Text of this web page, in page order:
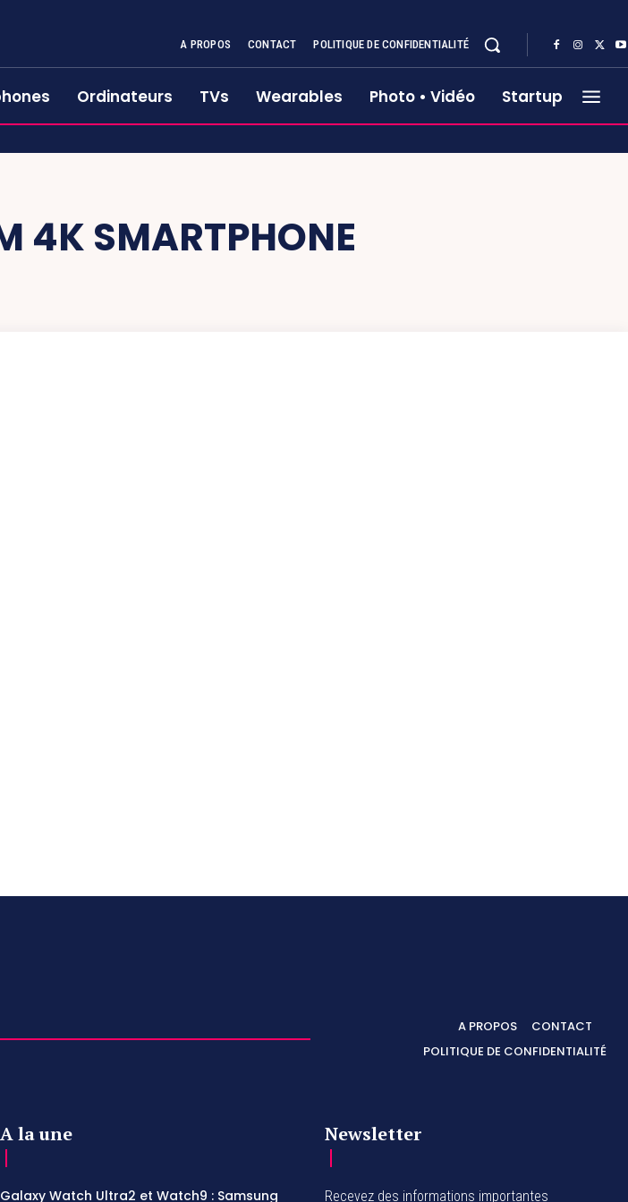
A PROPOS CONTACT POLITIQUE DE CONFIDENTIALITÉ
Ordinateurs TVs Wearables Photo • Vidéo Startup
4K SMARTPHONE
A PROPOS
CONTACT
POLITIQUE DE CONFIDENTIALITÉ
A la une
Galaxy Watch Ultra2 et Watch9 : Samsung
Newsletter
Recevez des informations importantes